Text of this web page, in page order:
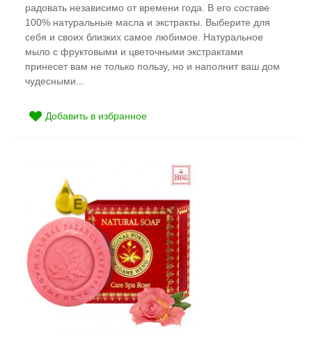
радовать независимо от времени года. В его составе
100% натуральные масла и экстракты. Выберите для
себя и своих близких самое любимое. Натуральное
мыло с фруктовыми и цветочными экстрактами
принесет вам не только пользу, но и наполнит ваш дом
чудесными...
Добавить в избранное